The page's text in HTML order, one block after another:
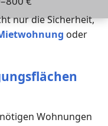
nur die Sicherheit,
oder
Wohnungen